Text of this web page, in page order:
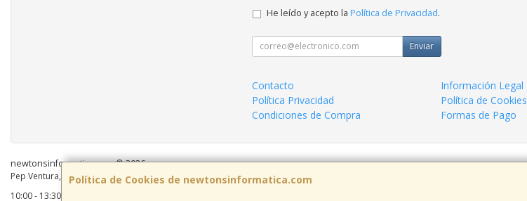
Política de Cookies de newtonsinformatica.com
He leído y acepto la Política de Privacidad.
Enviar
Contacto
Información Legal
Política Privacidad
Política de Cookies
Condiciones de Compra
Formas de Pago
newtonsinformatica.com © 2026
Pep Ventura, 55 Local 2, 08810, Barcelona, España. - C.I.F.: B59883041 - Tel: 938963820
10:00 - 13:30